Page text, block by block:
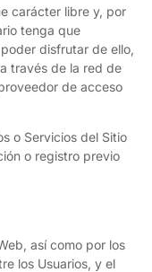
carácter libre y, por
tenga que
disfrutar de ello,
través de la red de
de acceso
o Servicios del Sitio
o registro previo
así como por los
los Usuarios, y el